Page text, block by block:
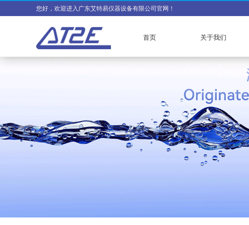
您好，欢迎进入广东艾特易仪器设备有限公司官网！
首页 关于我们